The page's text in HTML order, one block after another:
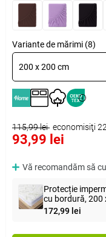
Variante de mărimi (8)
200 x 200 cm
115,99 lei economisiţi
93,99 lei
Vă recomandăm să
Protecție
cu bordură, 200
172,99 lei